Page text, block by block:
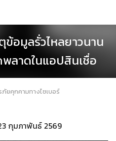
ข้อมูลรั่วไหลยาวนาน
ลาดในแอปสินเชื่อ
ภัยคุกคามทางไซเบอร์
กุมภาพันธ์ 2569